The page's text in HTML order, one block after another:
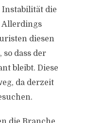
die
Allerdings
diesen
dass der
bleibt. Diese
da derzeit